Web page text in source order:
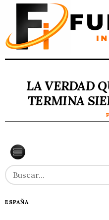
LA VERDAD
TERMINA
ESPAÑA